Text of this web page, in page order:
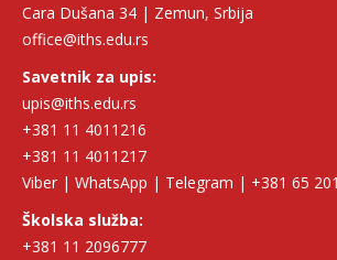
Cara Dušana 34 | Zemun, Srbija
office@iths.edu.rs
Savetnik za upis:
upis@iths.edu.rs
+381 11 4011216
+381 11 4011217
Viber | WhatsApp | Telegram | +381 65
Školska služba:
+381 11 2096777